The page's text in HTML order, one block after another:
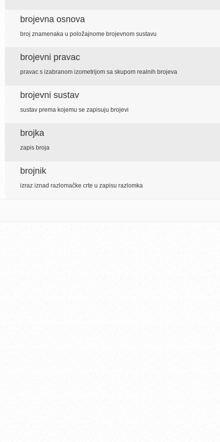
brojevna osnova
broj znamenaka u položajnome brojevnom sustavu
brojevni pravac
pravac s izabranom izometrijom sa skupom realnih brojeva
brojevni sustav
sustav prema kojemu se zapisuju brojevi
brojka
zapis broja
brojnik
izraz iznad razlomačke crte u zapisu razlomka